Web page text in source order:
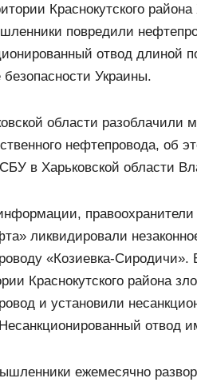
Краснокутского
повредили
отвод длиной
Украины.
области
нефтепровода, об
в Харьковской области
ликвидировали
«Козиевка-Сиродичи».
Краснокутского района
и установили
отвод
ежемесячно